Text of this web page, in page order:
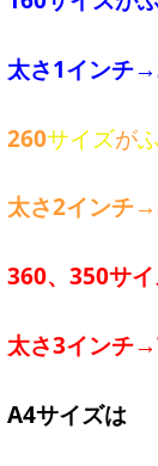
太さ1インチ
260サイズが
太さ2インチ
360、350サ
太さ3インチ
A4サイズは